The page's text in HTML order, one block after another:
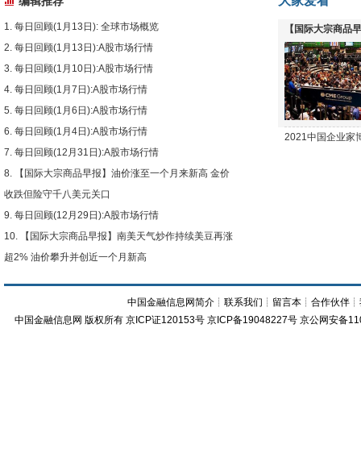
每日回顾(1月13日): 全球市场概览
每日回顾(1月13日):A股市场行情
每日回顾(1月10日):A股市场行情
每日回顾(1月7日):A股市场行情
每日回顾(1月6日):A股市场行情
每日回顾(1月4日):A股市场行情
每日回顾(12月31日):A股市场行情
【国际大宗商品早报】油价涨至一个月来新高 金价
收跌但险守千八美元关口
每日回顾(12月29日):A股市场行情
【国际大宗商品早报】南美天气炒作持续美豆再涨
超2% 油价攀升并创近一个月新高
【国际大宗商品
下跌
2021中国企业家
中国金融信息网简介 ┊联系我们 ┊ 留言本 ┊合作伙伴 ┊
中国金融信息网 版权所有 京ICP证120153号 京ICP备19048227号 京公网安备